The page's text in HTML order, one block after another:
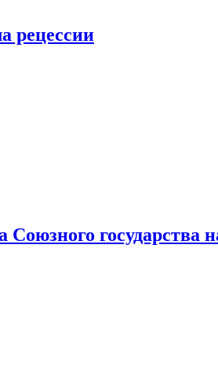
рецессии
государства